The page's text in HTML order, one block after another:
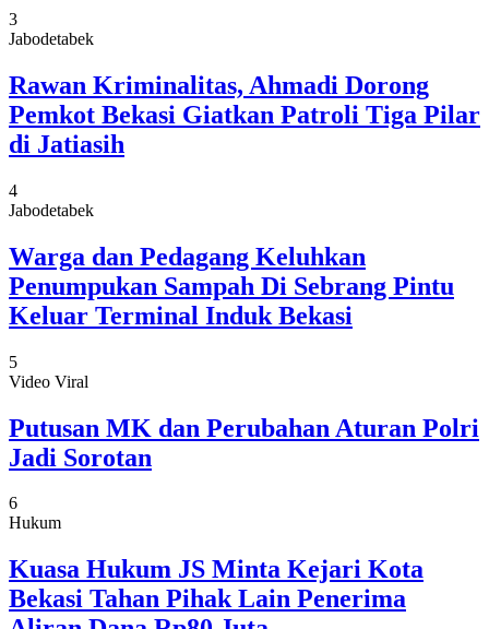
3
Jabodetabek
Rawan Kriminalitas, Ahmadi Dorong
Pemkot Bekasi Giatkan Patroli Tiga Pilar
di Jatiasih
4
Jabodetabek
Warga dan Pedagang Keluhkan
Penumpukan Sampah Di Sebrang Pintu
Keluar Terminal Induk Bekasi
5
Video Viral
Putusan MK dan Perubahan Aturan Polri
Jadi Sorotan
6
Hukum
Kuasa Hukum JS Minta Kejari Kota
Bekasi Tahan Pihak Lain Penerima